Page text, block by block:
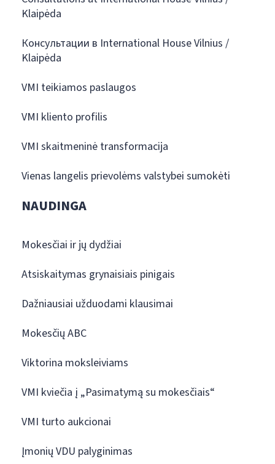
Klaipėda
Консультации в International House Vilnius /
Klaipėda
VMI teikiamos paslaugos
VMI kliento profilis
VMI skaitmeninė transformacija
Vienas langelis prievolėms valstybei sumokėti
NAUDINGA
Mokesčiai ir jų dydžiai
Atsiskaitymas grynaisiais pinigais
Dažniausiai užduodami klausimai
Mokesčių ABC
Viktorina moksleiviams
VMI kviečia į „Pasimatymą su mokesčiais“
VMI turto aukcionai
Įmonių VDU palyginimas